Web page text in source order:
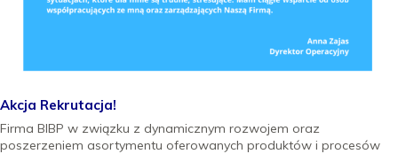
Akcja Rekrutacja!
Firma BIBP w związku z dynamicznym rozwojem oraz
poszerzeniem asortymentu oferowanych produktów i procesów